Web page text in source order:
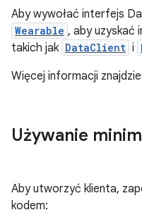
Aby wywołać interfejs
Wearable , aby uzyskać
takich jak DataClient i
Więcej informacji
Używanie
Aby utworzyć klienta,
kodem: